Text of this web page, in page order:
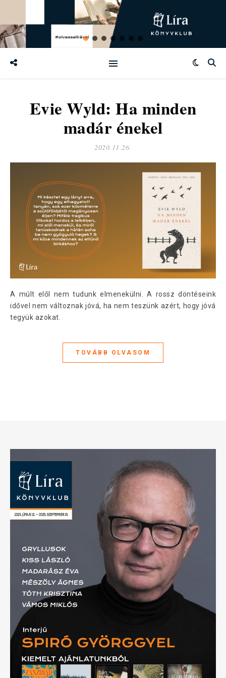
Evie Wyld: Ha minden
madár énekel
2020.11.26.
A múlt elől nem tudunk elmenekülni. A rossz döntéseink
idővel nem változnak jóvá, ha nem teszünk azért, hogy jóvá
tegyük azokat.
TOVÁBB OLVASOM